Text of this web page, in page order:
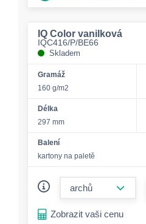
IQ Color vanilková
IQC416/P/BE66
Skladem
Gramáž
160 g/m2
Délka
297 mm
Balení
kartony na paletě
Zobrazit vaši cenu